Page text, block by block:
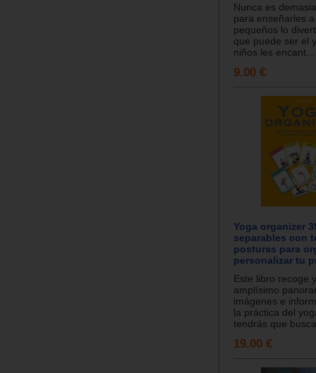
Nunca es
para enseñarles
pequeños lo
que puede ser el
niños les encant...
9.00 €
Yoga organizer
separables con
posturas para
personalizar tu
Este libro recoge
amplísimo
imágenes e
la práctica del
tendrás que
19.00 €